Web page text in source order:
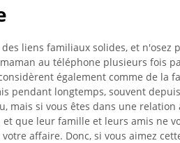
des liens familiaux solides, et
au téléphone plusieurs fois
également comme de la
pendant longtemps, souvent
mais si vous êtes dans une relation
et que leur famille et leurs amis ne
affaire. Donc, si vous aimez